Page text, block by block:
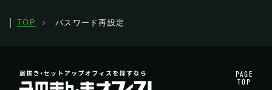
TOP パスワード再設定
PAGE
TOP